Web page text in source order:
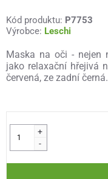
Kód produktu: P7753
Výrobce: Leschi
Maska na oči - nejen
jako relaxační hřejivá
červená, ze zadní černá.
+
-